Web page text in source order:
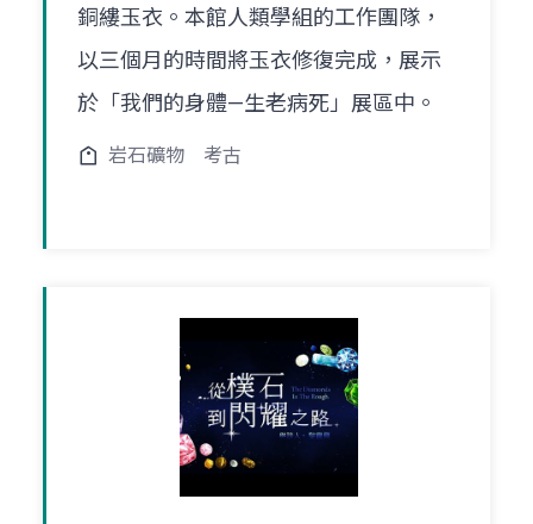
銅縷玉衣。本館人類學組的工作團隊，
以三個月的時間將玉衣修復完成，展示
於「我們的身體—生老病死」展區中。
岩石礦物 考古